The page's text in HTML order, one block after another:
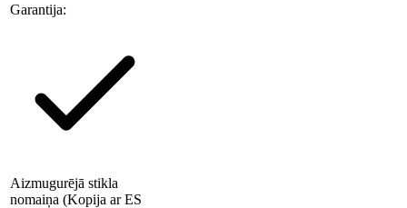
Garantija:
Aizmugurējā stikla
nomaiņa (Kopija ar ES